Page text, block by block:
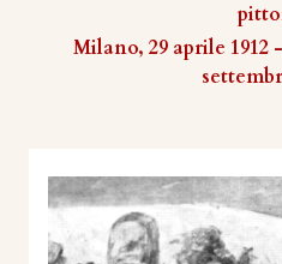
Milano, 29 aprile 1912